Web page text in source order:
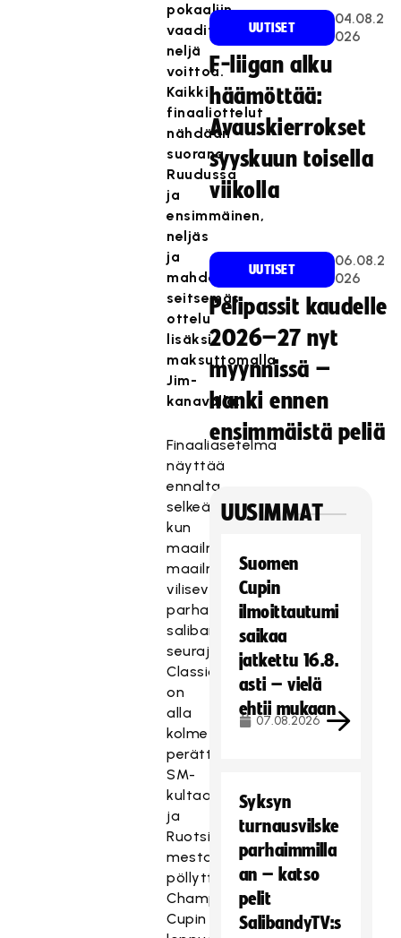
pokaaliin
vaaditaan
neljä
voittoa.
Kaikki
finaaliottelut
nähdään
suorana
Ruudussa
ja
ensimmäinen,
neljäs
ja
mahdollinen
seitsemäs
ottelu
lisäksi
maksuttomalla
Jim-
kanavalla.
Finaaliasetelma
näyttää
ennalta
selkeältä,
kun
maailman
maailmanmestareita
vilisevällä
parhaalla
salibandyn
seurajoukkueella
Classicilla
on
alla
kolme
perättäistä
SM-
kultaa
ja
Ruotsin
mestarien
pöllyttäminen
Champions
Cupin
UUTISET
04.08.2
026
F-liigan alku
häämöttää:
Avauskierrokset
syyskuun toisella
viikolla
UUTISET
06.08.2
026
Pelipassit kaudelle
2026–27 nyt
myynnissä –
hanki ennen
ensimmäistä peliä
UUSIMMAT
Suomen
Cupin
ilmoittautumi
saikaa
jatkettu 16.8.
asti – vielä
ehtii mukaan
07.08.2026
Syksyn
turnausvilske
parhaimmilla
an – katso
pelit
SalibandyTV:s